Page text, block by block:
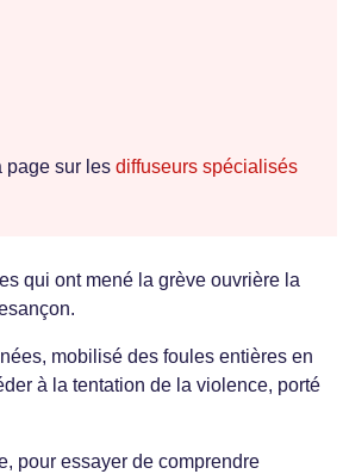
page sur les diffuseurs spécialisés
qui ont mené la grève ouvrière la
mobilisé des foules entières en
à la tentation de la violence, porté
pour essayer de comprendre